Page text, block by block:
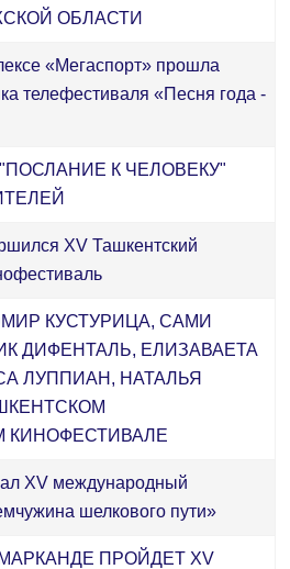
ОБЛАСТИ
«Мегаспорт» прошла
телефестиваля «Песня года -
К ЧЕЛОВЕКУ"
XV Ташкентский
КУСТУРИЦА, САМИ
ДИФЕНТАЛЬ, ЕЛИЗАВАЕТА
ЛУППИАН, НАТАЛЬЯ
XV международный
шелкового пути»
ПРОЙДЕТ XV